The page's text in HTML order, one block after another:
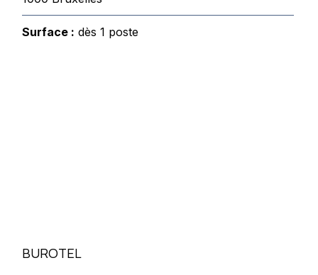
Surface : dès 1 poste
BUROTEL